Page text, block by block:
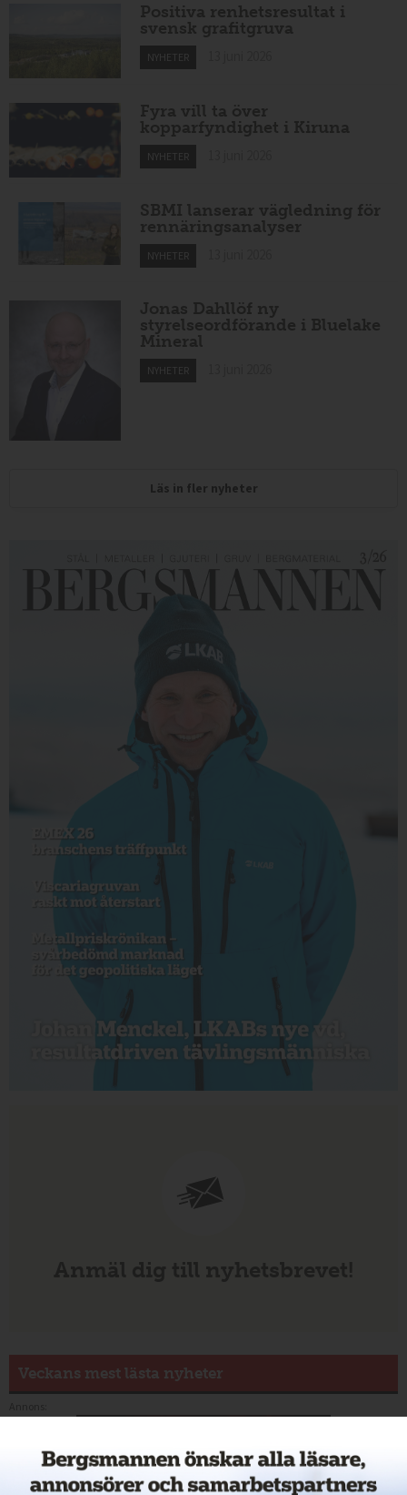
Positiva renhetsresultat i
svensk grafitgruva
NYHETER
Fyra vill ta över
kopparfyndighet i Kiruna
NYHETER
SBMI lanserar vägledning för
rennäringsanalyser
NYHETER
Jonas Dahllöf ny
styrelseordförande i Bluelake
Mineral
NYHETER
Läs in fler nyheter
Veckans mest lästa nyheter